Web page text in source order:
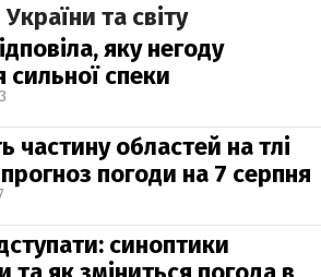
та світу
яку негоду
сильної спеки
частину областей на тлі
погоди на 7 серпня
синоптики